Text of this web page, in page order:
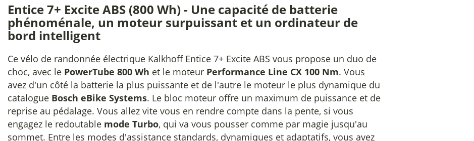
Entice 7+ Excite ABS (800 Wh) - Une capacité de batterie
phénoménale, un moteur surpuissant et un ordinateur de
bord intelligent
Ce vélo de randonnée électrique Kalkhoff Entice 7+ Excite ABS vous propose un duo de
choc, avec le PowerTube 800 Wh et le moteur Performance Line CX 100 Nm. Vous
avez d'un côté la batterie la plus puissante et de l'autre le moteur le plus dynamique du
catalogue Bosch eBike Systems. Le bloc moteur offre un maximum de puissance et de
reprise au pédalage. Vous allez vite vous en rendre compte dans la pente, si vous
engagez le redoutable mode Turbo, qui va vous pousser comme par magie jusqu'au
sommet. Entre les modes d'assistance standards, dynamiques et adaptatifs, vous avez